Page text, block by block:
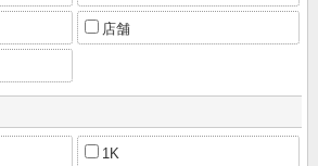
店舗
1K